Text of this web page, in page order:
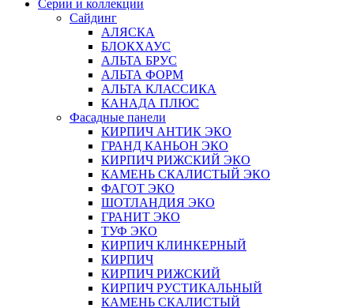
Серии и коллекции
Сайдинг
АЛЯСКА
БЛОКХАУС
АЛЬТА БРУС
АЛЬТА ФОРМ
АЛЬТА КЛАССИКА
КАНАДА ПЛЮС
Фасадные панели
КИРПИЧ АНТИК ЭКО
ГРАНД КАНЬОН ЭКО
КИРПИЧ РИЖСКИЙ ЭКО
КАМЕНЬ СКАЛИСТЫЙ ЭКО
ФАГОТ ЭКО
ШОТЛАНДИЯ ЭКО
ГРАНИТ ЭКО
ТУФ ЭКО
КИРПИЧ КЛИНКЕРНЫЙ
КИРПИЧ
КИРПИЧ РИЖСКИЙ
КИРПИЧ РУСТИКАЛЬНЫЙ
КАМЕНЬ СКАЛИСТЫЙ